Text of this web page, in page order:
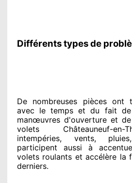
Différents types de
De nombreuses pièces ont
avec le temps et du fait
manœuvres d'ouverture et
volets Châteauneuf-en-
intempéries, vents,
participent aussi à
volets roulants et accélère la
derniers.